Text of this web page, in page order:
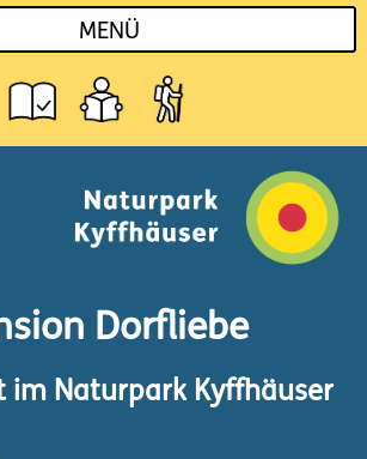
MENÜ
Dorfliebe
im Naturpark Kyffhäuser